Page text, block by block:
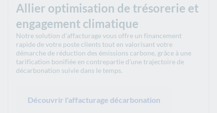
Allier optimisation de trésorerie et
engagement climatique
Notre solution d’affacturage vous offre un financement
rapide de votre poste clients tout en valorisant votre
démarche de réduction des émissions carbone, grâce à une
tarification bonifiée en contrepartie d’une trajectoire de
décarbonation suivie dans le temps.
Découvrir l'affacturage décarbonation